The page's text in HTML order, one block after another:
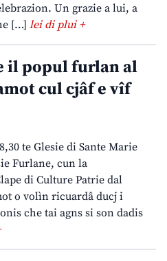
Un grazie a lui, a
[…] lei di plui +
il popul furlan al
cul cjâf e vîf
te Glesie di Sante Marie
Furlane, cun la
di Culture Patrie dal
o volìn ricuardâ ducj i
che tai agns si son dadis